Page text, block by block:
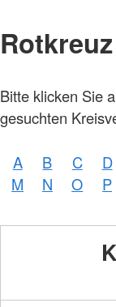
Bitte klicken Sie
gesuchten
A B C D
M
N O P